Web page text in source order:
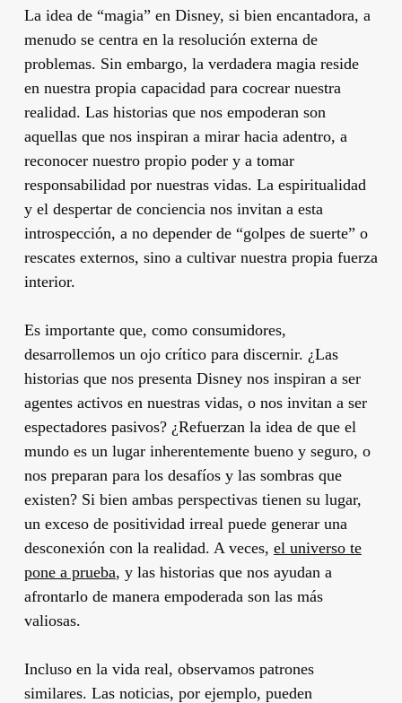
La idea de “magia” en Disney, si bien encantadora, a
menudo se centra en la resolución externa de
problemas. Sin embargo, la verdadera magia reside
en nuestra propia capacidad para cocrear nuestra
realidad. Las historias que nos empoderan son
aquellas que nos inspiran a mirar hacia adentro, a
reconocer nuestro propio poder y a tomar
responsabilidad por nuestras vidas. La espiritualidad
y el despertar de conciencia nos invitan a esta
introspección, a no depender de “golpes de suerte” o
rescates externos, sino a cultivar nuestra propia fuerza
interior.
Es importante que, como consumidores,
desarrollemos un ojo crítico para discernir. ¿Las
historias que nos presenta Disney nos inspiran a ser
agentes activos en nuestras vidas, o nos invitan a ser
espectadores pasivos? ¿Refuerzan la idea de que el
mundo es un lugar inherentemente bueno y seguro, o
nos preparan para los desafíos y las sombras que
existen? Si bien ambas perspectivas tienen su lugar,
un exceso de positividad irreal puede generar una
desconexión con la realidad. A veces, el universo te
pone a prueba, y las historias que nos ayudan a
afrontarlo de manera empoderada son las más
valiosas.
Incluso en la vida real, observamos patrones
similares. Las noticias, por ejemplo, pueden